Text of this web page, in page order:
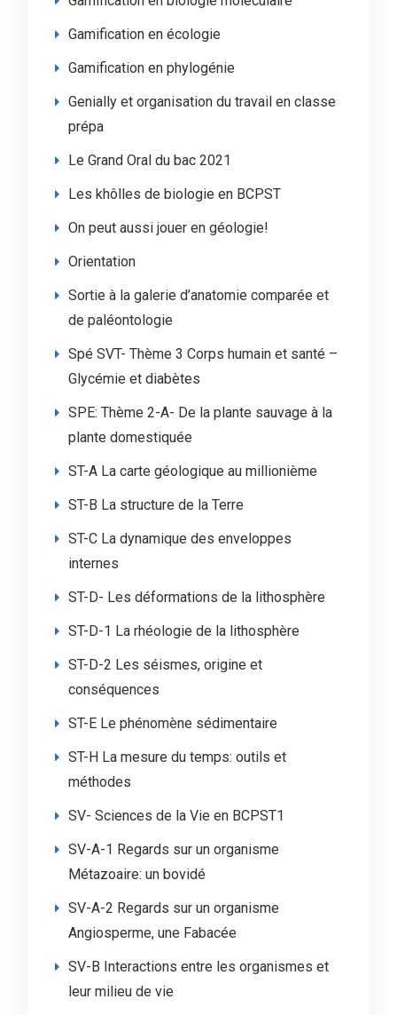
Gamification en écologie
Gamification en phylogénie
Genially et organisation du travail en classe
prépa
Le Grand Oral du bac 2021
Les khôlles de biologie en BCPST
On peut aussi jouer en géologie!
Orientation
Sortie à la galerie d’anatomie comparée et
de paléontologie
Spé SVT- Thème 3 Corps humain et santé –
Glycémie et diabètes
SPE: Thème 2-A- De la plante sauvage à la
plante domestiquée
ST-A La carte géologique au millionième
ST-B La structure de la Terre
ST-C La dynamique des enveloppes
internes
ST-D- Les déformations de la lithosphère
ST-D-1 La rhéologie de la lithosphère
ST-D-2 Les séismes, origine et
conséquences
ST-E Le phénomène sédimentaire
ST-H La mesure du temps: outils et
méthodes
SV- Sciences de la Vie en BCPST1
SV-A-1 Regards sur un organisme
Métazoaire: un bovidé
SV-A-2 Regards sur un organisme
Angiosperme, une Fabacée
SV-B Interactions entre les organismes et
leur milieu de vie